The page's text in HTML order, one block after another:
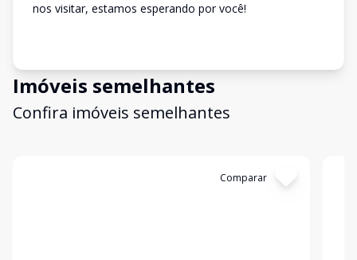
nos visitar, estamos esperando por você!
Imóveis semelhantes
Confira imóveis semelhantes
Comparar